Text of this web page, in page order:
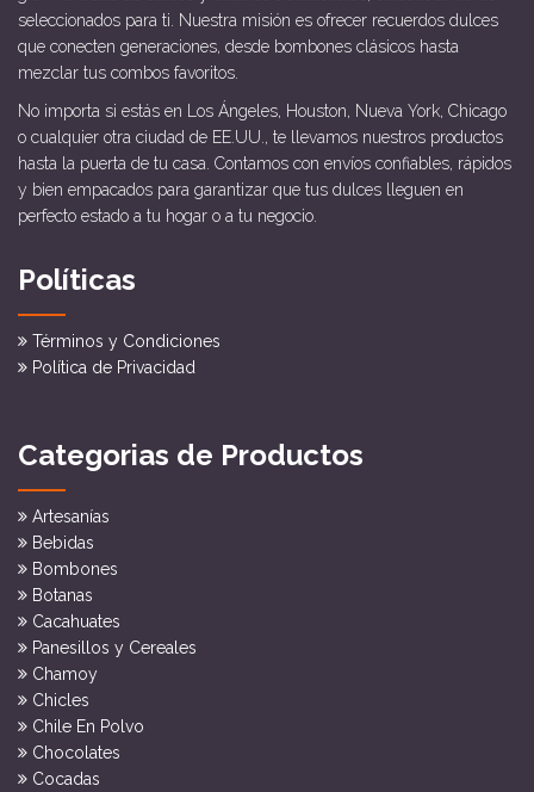
seleccionados para ti. Nuestra misión es ofrecer recuerdos dulces
que conecten generaciones, desde bombones clásicos hasta
mezclar tus combos favoritos.
No importa si estás en Los Ángeles, Houston, Nueva York, Chicago
o cualquier otra ciudad de EE.UU., te llevamos nuestros productos
hasta la puerta de tu casa. Contamos con envíos confiables, rápidos
y bien empacados para garantizar que tus dulces lleguen en
perfecto estado a tu hogar o a tu negocio.
Políticas
Términos y Condiciones
Política de Privacidad
Categorias de Productos
Artesanías
Bebidas
Bombones
Botanas
Cacahuates
Panesillos y Cereales
Chamoy
Chicles
Chile En Polvo
Chocolates
Cocadas